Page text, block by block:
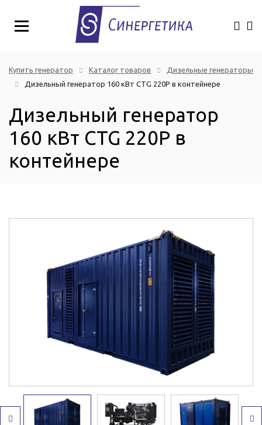
Купить генератор Каталог товаров
Дизельные генераторы
Дизельный генератор 160 кВт CTG 220P в контейнере
Дизельный генератор
160 кВт CTG 220P в
контейнере